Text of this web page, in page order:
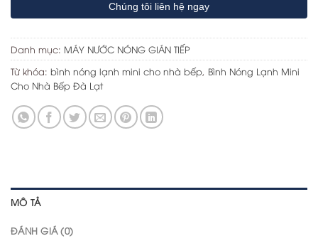
Chúng tôi liên hệ ngay
Danh mục: MÁY NƯỚC NÓNG GIÁN TIẾP
Từ khóa: bình nóng lạnh mini cho nhà bếp, Bình Nóng Lạnh Mini
Cho Nhà Bếp Đà Lạt
MÔ TẢ
ĐÁNH GIÁ (0)